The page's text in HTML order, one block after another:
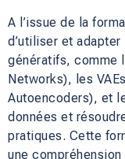
A l’issue de la
d’utiliser et
génératifs, comme
Networks), les
Autoencoders), et
données et
pratiques. Cette
une